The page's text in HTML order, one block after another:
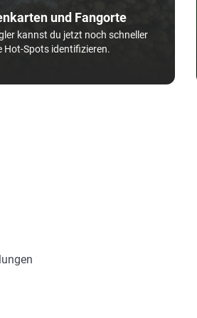
und Fangorte
kannst du jetzt noch schneller
Hot-Spots identifizieren.